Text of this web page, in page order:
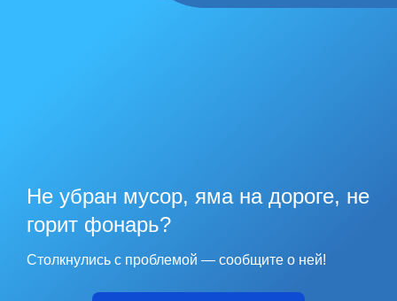
Не убран мусор, яма на дороге, не
горит фонарь?
Столкнулись с проблемой — сообщите о ней!